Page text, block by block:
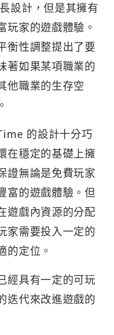
設計，但是其擁有
玩家的遊戲體驗。
衡性調整提出了要
著如果某項職業的
他職業的生存空
的設計十分巧
在穩定的基礎上擁
證無論是免費玩家
富的遊戲體驗。但
遊戲內資源的分配
家需要投入一定的
的定位。
經具有一定的可玩
迭代來改進遊戲的